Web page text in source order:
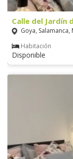
Calle del Jardín
Goya, Salamanca,
Habitación
Disponible